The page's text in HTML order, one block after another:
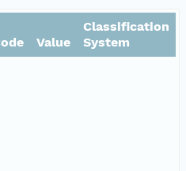
Value
Classification
System